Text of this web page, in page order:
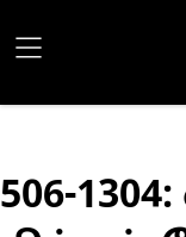
506-1304